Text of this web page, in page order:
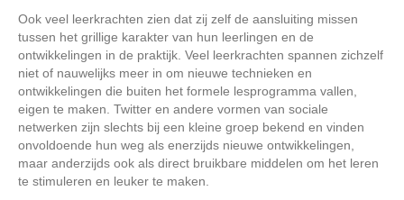
Ook veel leerkrachten zien dat zij zelf de aansluiting missen
tussen het grillige karakter van hun leerlingen en de
ontwikkelingen in de praktijk. Veel leerkrachten spannen zichzelf
niet of nauwelijks meer in om nieuwe technieken en
ontwikkelingen die buiten het formele lesprogramma vallen,
eigen te maken. Twitter en andere vormen van sociale
netwerken zijn slechts bij een kleine groep bekend en vinden
onvoldoende hun weg als enerzijds nieuwe ontwikkelingen,
maar anderzijds ook als direct bruikbare middelen om het leren
te stimuleren en leuker te maken.